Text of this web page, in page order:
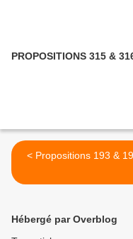
PROPOSITIONS 315 &
< Propositions 193 &
Hébergé par Overblog